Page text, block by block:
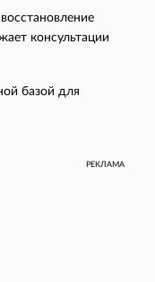
консультации
базой для
РЕКЛАМА